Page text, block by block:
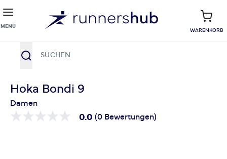
MENÜ
WARENKORB
Hoka Bondi 9
Damen
0.0 (0 Bewertungen)